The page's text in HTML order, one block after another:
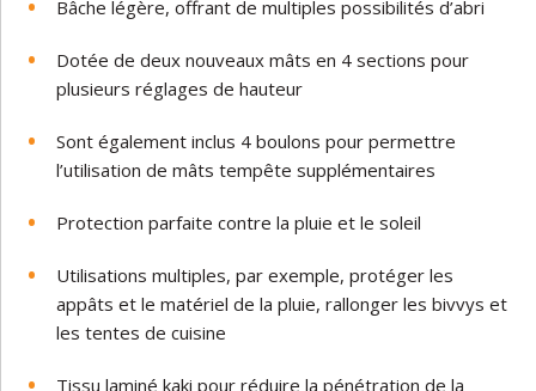
Bâche légère, offrant de multiples possibilités d’abri
Dotée de deux nouveaux mâts en 4 sections pour
plusieurs réglages de hauteur
Sont également inclus 4 boulons pour permettre
l’utilisation de mâts tempête supplémentaires
Protection parfaite contre la pluie et le soleil
Utilisations multiples, par exemple, protéger les
appâts et le matériel de la pluie, rallonger les bivvys et
les tentes de cuisine
Tissu laminé kaki pour réduire la pénétration de la